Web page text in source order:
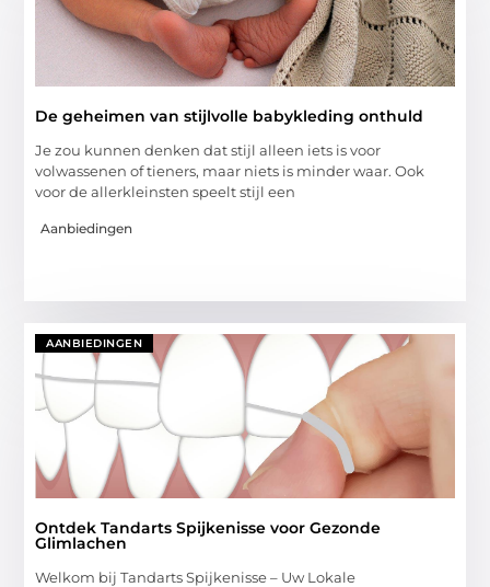
De geheimen van stijlvolle babykleding onthuld
Je zou kunnen denken dat stijl alleen iets is voor
volwassenen of tieners, maar niets is minder waar. Ook
voor de allerkleinsten speelt stijl een
Aanbiedingen
AANBIEDINGEN
Ontdek Tandarts Spijkenisse voor Gezonde
Glimlachen
Welkom bij Tandarts Spijkenisse – Uw Lokale